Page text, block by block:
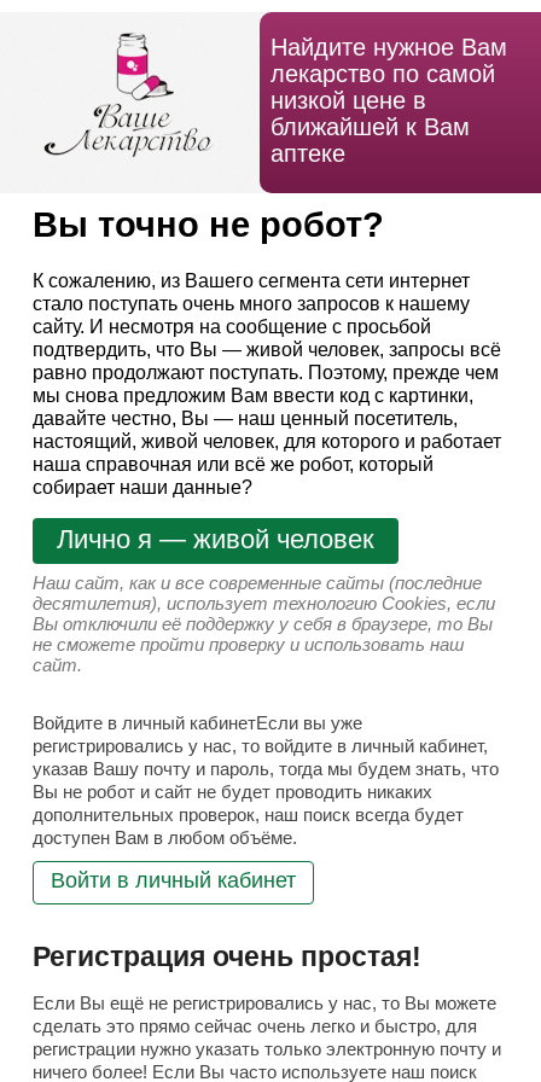
Найдите нужное Вам
лекарство по самой
низкой цене в
ближайшей к Вам
аптеке
Вы точно не робот?
К сожалению, из Вашего сегмента сети интернет
стало поступать очень много запросов к нашему
сайту. И несмотря на сообщение с просьбой
подтвердить, что Вы — живой человек, запросы всё
равно продолжают поступать. Поэтому, прежде чем
мы снова предложим Вам ввести код с картинки,
давайте честно, Вы — наш ценный посетитель,
настоящий, живой человек, для которого и работает
наша справочная или всё же робот, который
собирает наши данные?
Лично я — живой человек
Наш сайт, как и все современные сайты (последние
десятилетия), использует технологию Cookies, если
Вы отключили её поддержку у себя в браузере, то Вы
не сможете пройти проверку и использовать наш
сайт.
Войдите в личный кабинетЕсли вы уже
регистрировались у нас, то войдите в личный кабинет,
указав Вашу почту и пароль, тогда мы будем знать, что
Вы не робот и сайт не будет проводить никаких
дополнительных проверок, наш поиск всегда будет
доступен Вам в любом объёме.
Войти в личный кабинет
Регистрация очень простая!
Если Вы ещё не регистрировались у нас, то Вы можете
сделать это прямо сейчас очень легко и быстро, для
регистрации нужно указать только электронную почту и
ничего более! Если Вы часто используете наш поиск